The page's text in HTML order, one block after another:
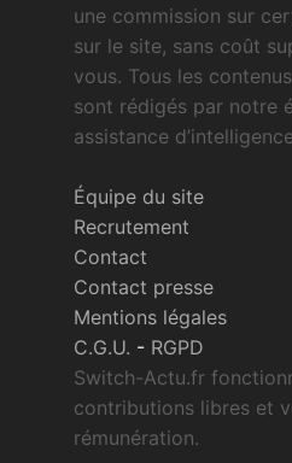
une commission sur
sur le site, sans coût
vous. Tous les
sont rédigés par notre
assistance
Équipe du site
Recrutement
Contact
Contact presse
Mentions légales
C.G.U. - RGPD
Switch-Actu.fr
contributions libres et
rémunération.